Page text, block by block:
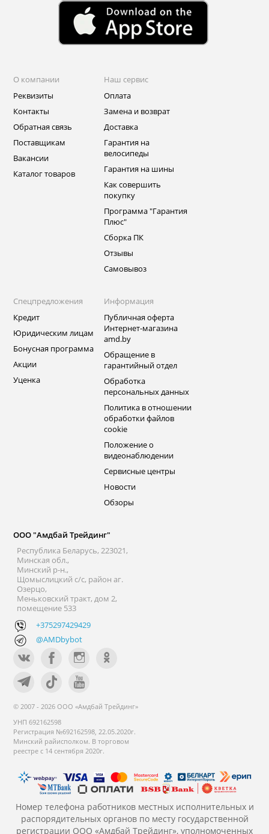
О компании
Реквизиты
Контакты
Обратная связь
Поставщикам
Вакансии
Каталог товаров
Наш сервис
Оплата
Замена и возврат
Доставка
Гарантия на
велосипеды
Гарантия на шины
Как совершить
покупку
Программа "Гарантия
Плюс"
Сборка ПК
Отзывы
Самовывоз
Спецпредложения
Кредит
Юридическим лицам
Бонусная программа
Акции
Уценка
Информация
Публичная оферта
Интернет-магазина
amd.by
Обращение в
гарантийный отдел
Обработка
персональных данных
Политика в отношении
обработки файлов
cookie
Положение о
видеонаблюдении
Сервисные центры
Новости
Обзоры
ООО "Амдбай Трейдинг"
Республика Беларусь, 223021,
Минская обл.,
Минский р-н.,
Щомыслицкий с/с, район аг.
Озерцо,
Меньковский тракт, дом 2,
помещение 533
+375297429429
@AMDbybot
© 2007 - 2026 ООО «Амдбай Трейдинг»
УНП 692162598
Регистрация №692162598, 22.05.2020г.
Минский райисполком. В торговом
реестре с 14 сентября 2020г.
Номер телефона работников местных исполнительных и
распорядительных органов по месту государственной
регистрации ООО «Амдбай Трейдинг», уполномоченных